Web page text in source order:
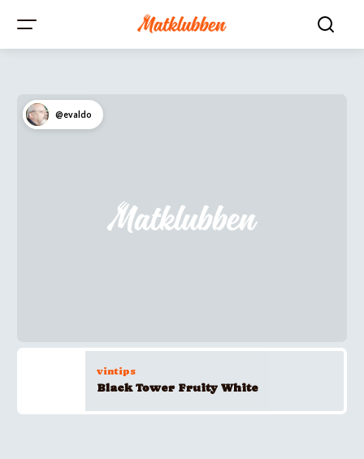
@evaldo
vintips
Black Tower Fruity White